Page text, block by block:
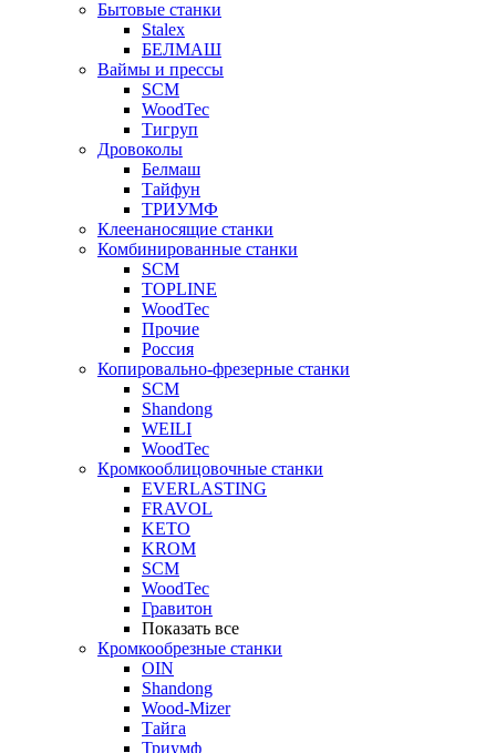
Бытовые станки
Stalex
БЕЛМАШ
Ваймы и прессы
SCM
WoodTec
Тигруп
Дровоколы
Белмаш
Тайфун
ТРИУМФ
Клеенаносящие станки
Комбинированные станки
SCM
TOPLINE
WoodTec
Прочие
Россия
Копировально-фрезерные станки
SCM
Shandong
WEILI
WoodTec
Кромкооблицовочные станки
EVERLASTING
FRAVOL
KETO
KROM
SCM
WoodTec
Гравитон
Показать все
Кромкообрезные станки
OIN
Shandong
Wood-Mizer
Тайга
Триумф